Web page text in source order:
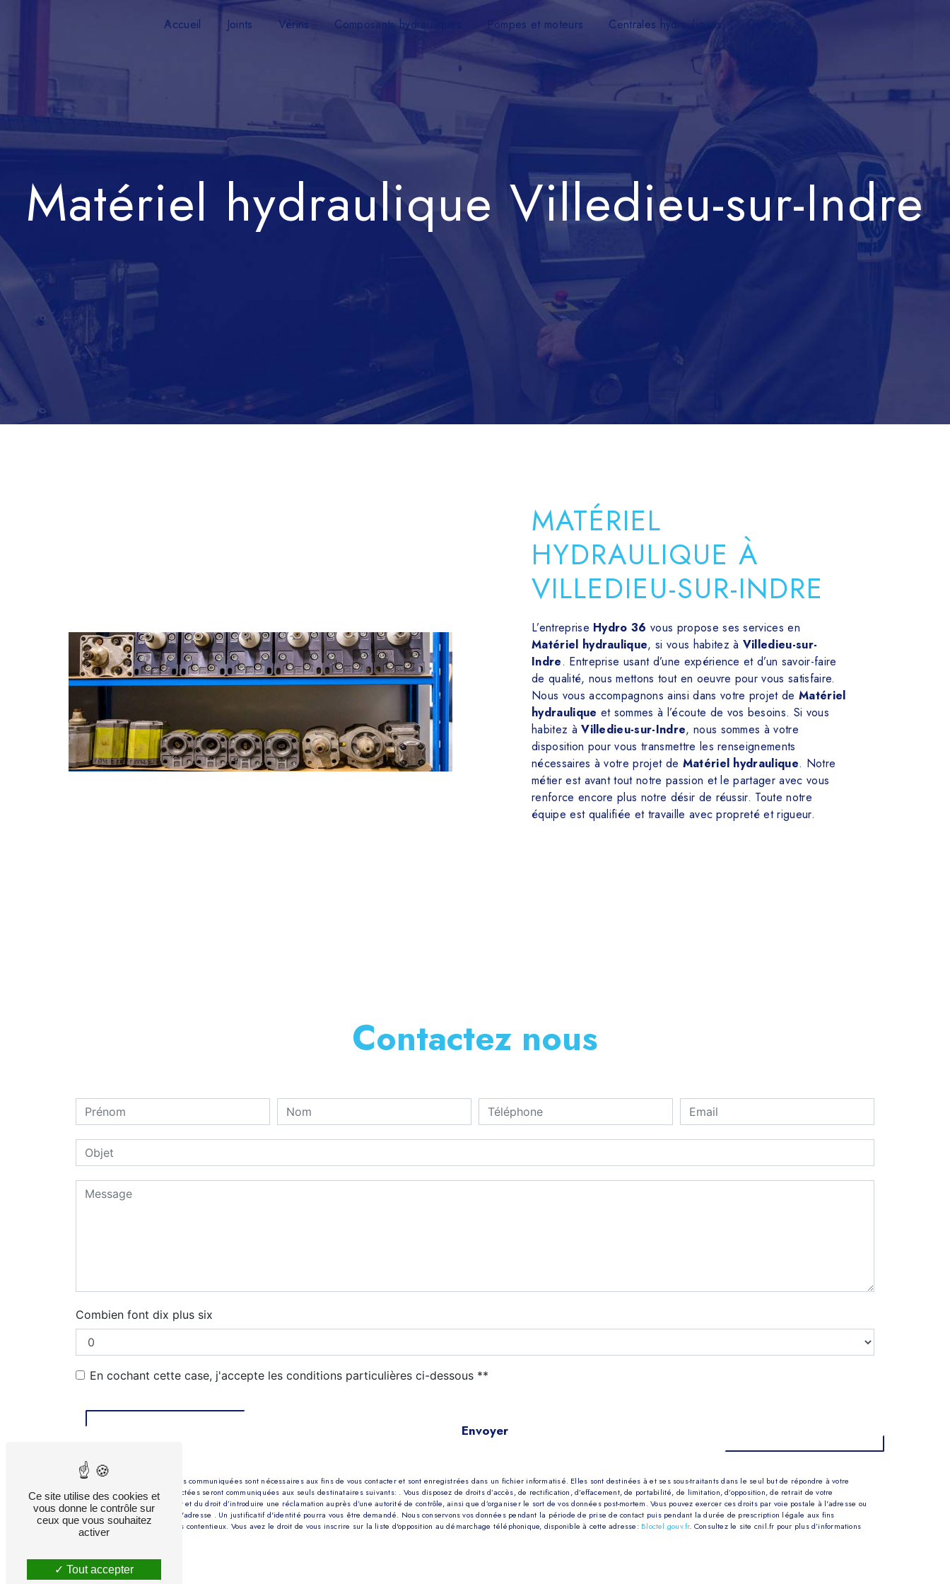
Accueil Joints Vérins Composants hydrauliques Pompes et moteurs Centrales hydrauliques
Matériel hydraulique Villedieu-sur-Indre
MATÉRIEL
HYDRAULIQUE À
VILLEDIEU-SUR-INDRE
L’entreprise Hydro 36 vous propose ses services en
Matériel hydraulique, si vous habitez à Villedieu-sur-
Indre. Entreprise usant d’une expérience et d’un savoir-faire
de qualité, nous mettons tout en oeuvre pour vous satisfaire.
Nous vous accompagnons ainsi dans votre projet deMatériel
hydraulique et sommes à l’écoute de vos besoins. Si vous
habitez àVilledieu-sur-Indre, nous sommes à votre
disposition pour vous transmettre les renseignements
nécessaires à votre projet de Matériel hydraulique. Notre
métier est avant tout notre passion et le partager avec vous
renforce encore plus notre désir de réussir. Toute notre
équipe est qualifiée et travaille avec propreté et rigueur.
Contactez nous
Combien font dix plus six
En cochant cette case, j'accepte les conditions particulières ci-dessous **
Envoyer
** Les données personnelles communiquées sont nécessaires aux fins de vous contacter et sont enregistrées dans un fichier informatisé. Elles sont destinées à et ses sous-traitants dans le seul but de répondre à votre
message. Les données collectées seront communiquées aux seuls destinataires suivants: . Vous disposez de droits d’accès, de rectification, d’effacement, de portabilité, de limitation, d’opposition, de retrait de votre
consentement à tout moment et du droit d’introduire une réclamation auprès d’une autorité de contrôle, ainsi que d’organiser le sort de vos données post-mortem. Vous pouvez exercer ces droits par voie postale à l'adresse ou
par courrier électronique à l'adresse . Un justificatif d'identité pourra vous être demandé. Nous conservons vos données pendant la période de prise de contact puis pendant la durée de prescription légale aux fins
probatoires et de gestion des contentieux. Vous avez le droit de vous inscrire sur la liste d'opposition au démarchage téléphonique, disponible à cette adresse: Bloctel.gouv.fr. Consultez le site cnil.fr pour plus d’informations
sur vos droits.
Ce site utilise des cookies et
vous donne le contrôle sur
ceux que vous souhaitez
activer
Tout accepter